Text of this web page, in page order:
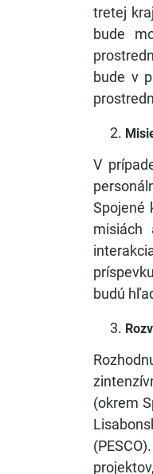
tretej
bude
bude v
V
Spojené
misiách
budú
(okrem